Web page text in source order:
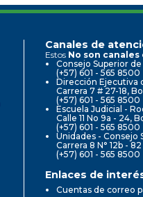
Canales de
Estos No son
Consejo Superior
(+57) 601 - 565 8500
Dirección Ejecutiva
Carrera 7 # 27-18,
(+57) 601 - 565 8500
Escuela Judicial -
Calle 11 No 9a - 24,
(+57) 601 - 565 8500
Unidades - Consejo
Carrera 8 N° 12b -
(+57) 601 - 565 8500
Enlaces de
Cuentas de correo